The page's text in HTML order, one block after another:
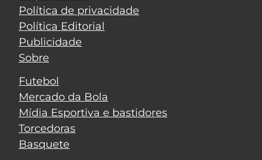
Política de privacidade
Política Editorial
Publicidade
Sobre
Futebol
Mercado da Bola
Mídia Esportiva e bastidores
Torcedoras
Basquete